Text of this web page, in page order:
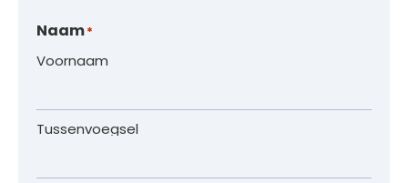
Naam*
Voornaam
Tussenvoegsel